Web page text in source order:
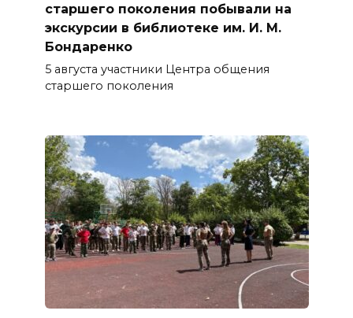
старшего поколения побывали на
экскурсии в библиотеке им. И. М.
Бондаренко
5 августа участники Центра общения
старшего поколения